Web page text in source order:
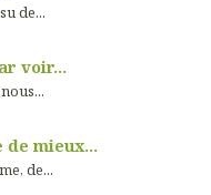
de...
voir...
mieux...
de...